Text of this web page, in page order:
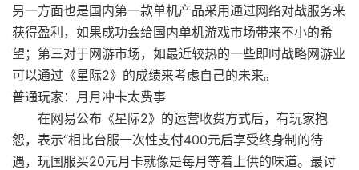
另一方面也是国内第一款单机产品采用通过网络对战服务来
获得盈利，如果成功会给国内单机游戏市场带来不小的希
望；第三对于网游市场，如最近较热的一些即时战略网游业
可以通过《星际2》的成绩来考虑自己的未来。
普通玩家：月月冲卡太费事
在网易公布《星际2》的运营收费方式后，有玩家抱
怨，表示“相比台服一次性支付400元后享受终身制的待
遇，玩国服买20元月卡就像是每月等着上供的味道。最讨